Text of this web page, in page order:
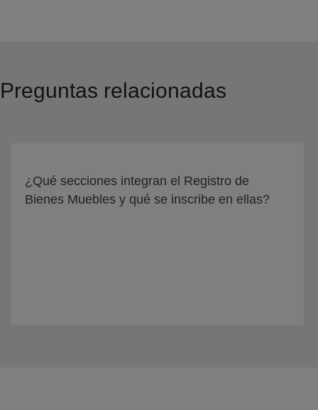
Preguntas relacionadas
¿Qué secciones integran el Registro de
Bienes Muebles y qué se inscribe en ellas?